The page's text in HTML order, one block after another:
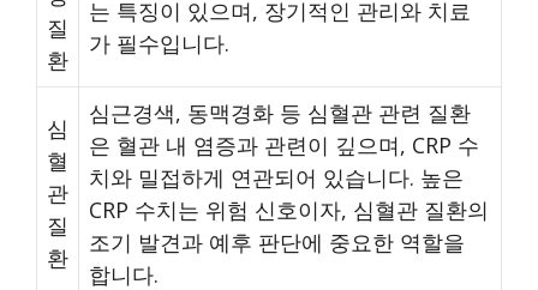
질
환
는 특징이 있으며, 장기적인 관리와 치료
가 필수입니다.
심
혈
관
질
환
심근경색, 동맥경화 등 심혈관 관련 질환
은 혈관 내 염증과 관련이 깊으며, CRP 수
치와 밀접하게 연관되어 있습니다. 높은
CRP 수치는 위험 신호이자, 심혈관 질환의
조기 발견과 예후 판단에 중요한 역할을
합니다.